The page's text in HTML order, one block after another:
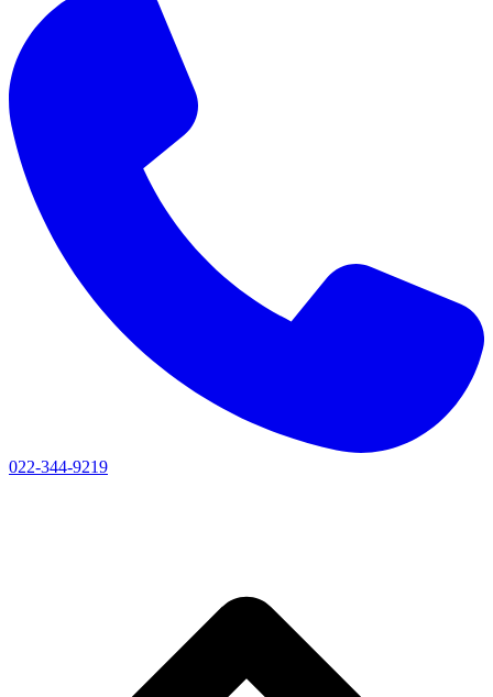
022-344-9219